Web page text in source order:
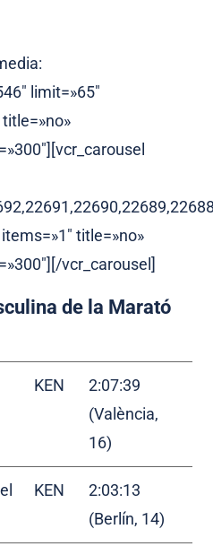
limit=»65″
title=»no»
vcr_carousel]
de la Marató
KEN
2:07:39
(València,
16)
KEN
2:03:13
(Berlín, 14)